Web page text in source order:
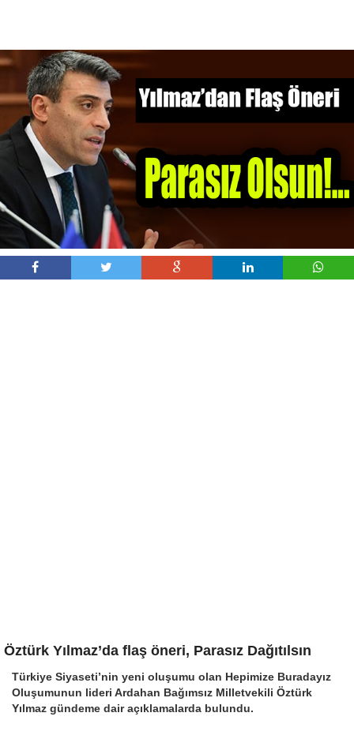
Öztürk Yılmaz’da flaş öneri, Parasız Dağıtılsın
Türkiye Siyaseti’nin yeni oluşumu olan Hepimize Buradayız
Oluşumunun lideri Ardahan Bağımsız Milletvekili Öztürk
Yılmaz gündeme dair açıklamalarda bulundu.